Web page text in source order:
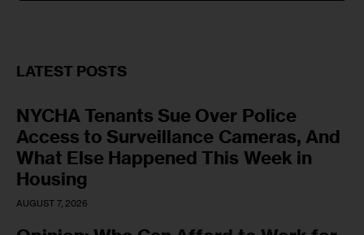
LATEST POSTS
NYCHA Tenants Sue Over Police
Access to Surveillance Cameras, And
What Else Happened This Week in
Housing
AUGUST 7, 2026